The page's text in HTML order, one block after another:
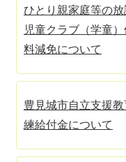
ひとり親家庭等の放
児童クラブ（学童
料減免について
豊見城市自立支援教
練給付金について